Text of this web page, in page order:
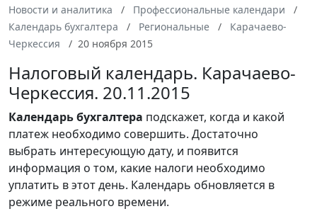
Новости и аналитика
Профессиональные календари
Календарь бухгалтера
Региональные
Карачаево-
Черкессия
20 ноября 2015
Налоговый календарь. Карачаево-
Черкессия. 20.11.2015
Календарьбухгалтера подскажет, когда и какой
платеж необходимо совершить. Достаточно
выбрать интересующую дату, и появится
информация о том, какие налоги необходимо
уплатить в этот день. Календарь обновляется в
режиме реального времени.